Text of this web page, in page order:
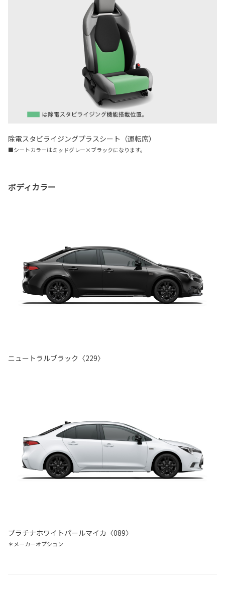
除電スタビライジングプラスシート（運転席）
■シートカラーはミッドグレー×ブラックになります。
ボディカラー
ニュートラルブラック〈229〉
プラチナホワイトパールマイカ〈089〉
＊メーカーオプション